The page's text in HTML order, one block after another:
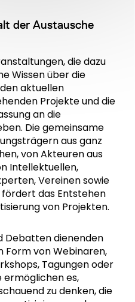
der Austausche
die dazu
Wissen über die
aktuellen
Projekte und die
an die
Die gemeinsame
aus ganz
von Akteuren aus
Intellektuellen,
Vereinen sowie
das Entstehen
von Projekten.
Debatten dienenden
Form von Webinaren,
Tagungen oder
ermöglichen es,
zu denken, die